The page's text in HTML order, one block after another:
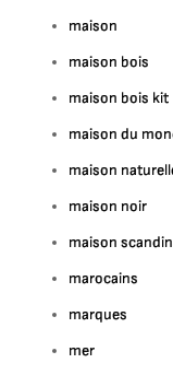
maison
maison bois
maison bois kit
maison du
maison
maison noir
maison
marocains
marques
mer